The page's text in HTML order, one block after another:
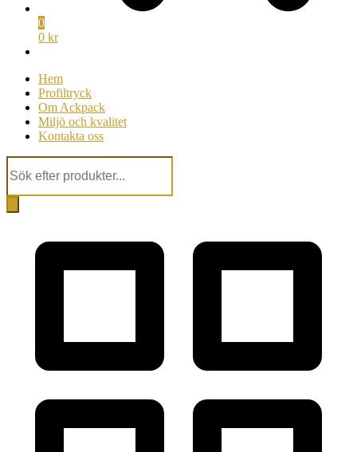
0
0 kr
Hem
Profiltryck
Om Ackpack
Miljö och kvalitet
Kontakta oss
Products
search